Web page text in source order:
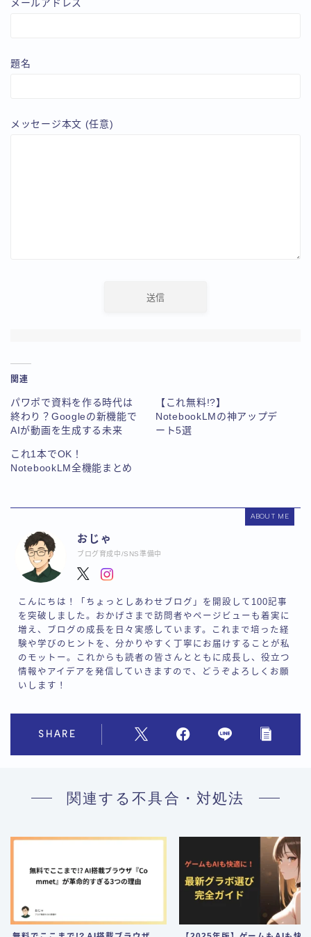
メールアドレス
題名
メッセージ本文 (任意)
関連
パワポで資料を作る時代は
終わり？Googleの新機能で
AIが動画を生成する未来
【これ無料!?】
NotebookLMの神アップデ
ート5選
これ1本でOK！
NotebookLM全機能まとめ
ABOUT ME
おじゃ
ブログ育成中/SNS準備中
こんにちは！「ちょっとしあわせブログ」を開設して100記事
を突破しました。おかげさまで訪問者やページビューも着実に
増え、ブログの成長を日々実感しています。これまで培った経
験や学びのヒントを、分かりやすく丁寧にお届けすることが私
のモットー。これからも読者の皆さんとともに成長し、役立つ
情報やアイデアを発信していきますので、どうぞよろしくお願
いします！
SHARE
関連する不具合・対処法